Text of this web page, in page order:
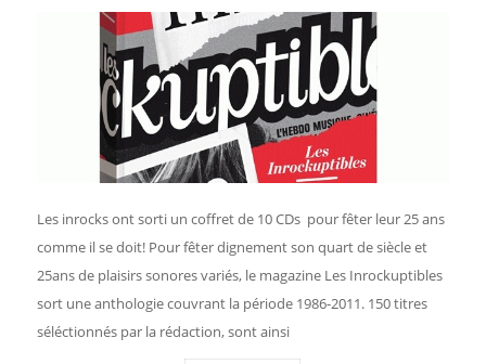
Les inrocks ont sorti un coffret de 10 CDs pour fêter leur 25 ans
comme il se doit! Pour fêter dignement son quart de siècle et
25ans de plaisirs sonores variés, le magazine Les Inrockuptibles
sort une anthologie couvrant la période 1986-2011. 150 titres
séléctionnés par la rédaction, sont ainsi